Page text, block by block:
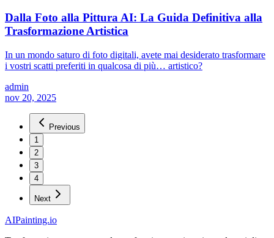
Dalla Foto alla Pittura AI: La Guida Definitiva alla
Trasformazione Artistica
In un mondo saturo di foto digitali, avete mai desiderato trasformare
i vostri scatti preferiti in qualcosa di più… artistico?
admin
nov 20, 2025
Previous
1
2
3
4
Next
AIPainting.io